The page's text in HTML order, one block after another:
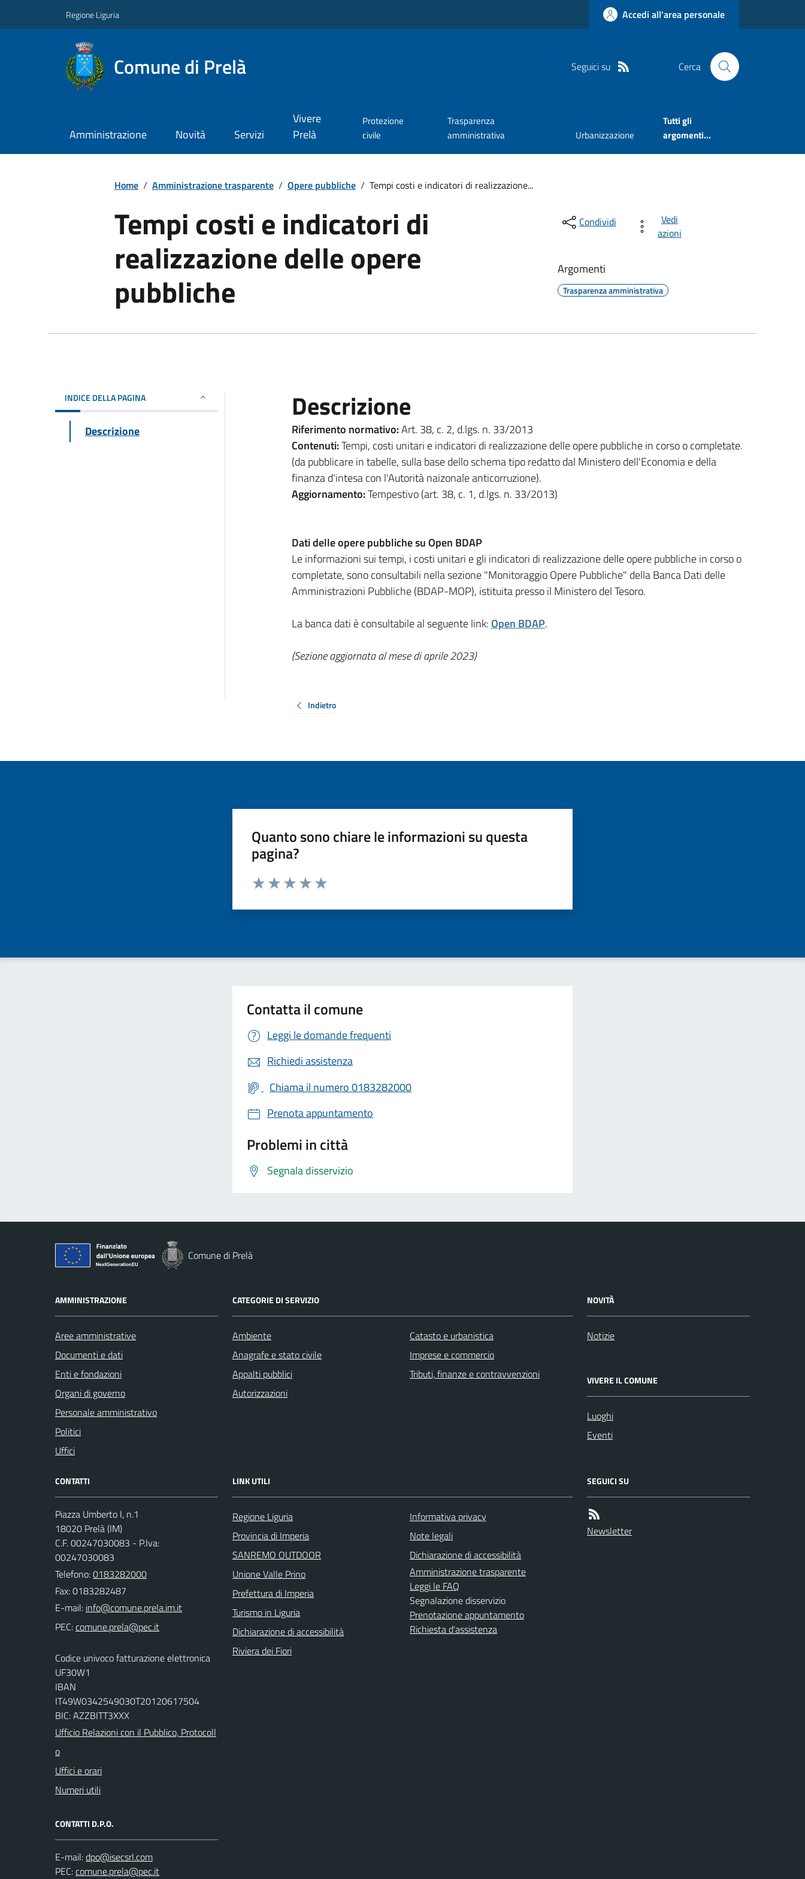
Regione Liguria Accedi all'area personale
Comune di Prelà Seguici su Cerca
Amministrazione Novità Servizi
Vivere
Prelà
Protezione
civile
Trasparenza
amministrativa
Urbanizzazione
Tutti gli
argomenti...
Home / Amministrazione trasparente / Opere pubbliche / Tempi costi e indicatori di realizzazione...
Tempi costi e indicatori di
realizzazione delle opere
pubbliche
Condividi
Vedi
azioni
Argomenti
Trasparenza amministrativa
INDICE DELLA PAGINA
Descrizione
Descrizione
Riferimento normativo:Art. 38, c. 2, d.lgs. n. 33/2013
Contenuti:Tempi, costi unitari e indicatori di realizzazione delle opere pubbliche in corso o completate.
(da pubblicare in tabelle, sulla base dello schema tipo redatto dal Ministero dell'Economia e della
finanza d'intesa con l'Autorità naizonale anticorruzione).
Aggiornamento:Tempestivo (art. 38, c. 1, d.lgs. n. 33/2013)
Dati delle opere pubbliche su Open BDAP
Le informazioni sui tempi, i costi unitari e gli indicatori di realizzazione delle opere pubbliche in corso o
completate, sono consultabili nella sezione "Monitoraggio Opere Pubbliche" della Banca Dati delle
Amministrazioni Pubbliche (BDAP-MOP), istituita presso il Ministero del Tesoro.
La banca dati è consultabile al seguente link: Open BDAP.
(Sezione aggiornata al mese di aprile 2023)
Indietro
Quanto sono chiare le informazioni su questa
pagina?
Valuta da 1 a 5 stelle la pagina
Contatta il comune
Leggi le domande frequenti
Richiedi assistenza
Chiama il numero 0183282000
Prenota appuntamento
Problemi in città
Segnala disservizio
Comune di Prelà
AMMINISTRAZIONE
Aree amministrative
Documenti e dati
Enti e fondazioni
Organi di governo
Personale amministrativo
Politici
Uffici
CATEGORIE DI SERVIZIO
Ambiente
Anagrafe e stato civile
Appalti pubblici
Autorizzazioni
Catasto e urbanistica
Imprese e commercio
Tributi, finanze e contravvenzioni
NOVITÀ
Notizie
VIVERE IL COMUNE
Luoghi
Eventi
CONTATTI
Piazza Umberto I, n.1
18020 Prelà (IM)
C.F. 00247030083 - P.Iva:
00247030083
Telefono:0183282000
Fax: 0183282487
E-mail:
PEC:
Codice univoco fatturazione elettronica
UF30W1
IBAN
IT49W0342549030T20120617504
BIC: AZZBITT3XXX
Ufficio Relazioni con il Pubblico, Protocoll
o
Uffici e orari
Numeri utili
CONTATTI D.P.O.
E-mail:
PEC:
LINK UTILI
Regione Liguria
Provincia di Imperia
SANREMO OUTDOOR
Unione Valle Prino
Prefettura di Imperia
Turismo in Liguria
Dichiarazione di accessibilità
Riviera dei Fiori
Informativa privacy
Note legali
Dichiarazione di accessibilità
Amministrazione trasparente
Leggi le FAQ
Segnalazione disservizio
Prenotazione appuntamento
Richiesta d'assistenza
SEGUICI SU
Newsletter